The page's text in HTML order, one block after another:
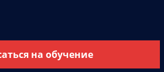
на обучение